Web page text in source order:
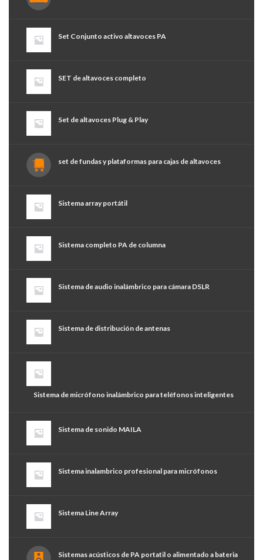
Set Conjunto activo altavoces PA
SET de altavoces completo
Set de altavoces Plug & Play
set de fundas y plataformas para cajas de altavoces
Sistema array portátil
Sistema completo PA de columna
Sistema de audio inalámbrico para cámara DSLR
Sistema de distribución de antenas
Sistema de micrófono inalámbrico para teléfonos inteligentes
Sistema de sonido MAILA
Sistema inalambrico profesional para micrófonos
Sistema Line Array
Sistemas acústicos de PA portatil o alimentado a bateria